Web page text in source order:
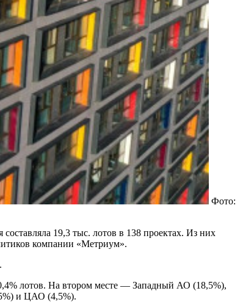
Фото:
19,3 тыс. лотов в 138 проектах. Из них
компании «Метриум».
лотов. На втором месте — Западный АО (18,5%),
и ЦАО (4,5%).